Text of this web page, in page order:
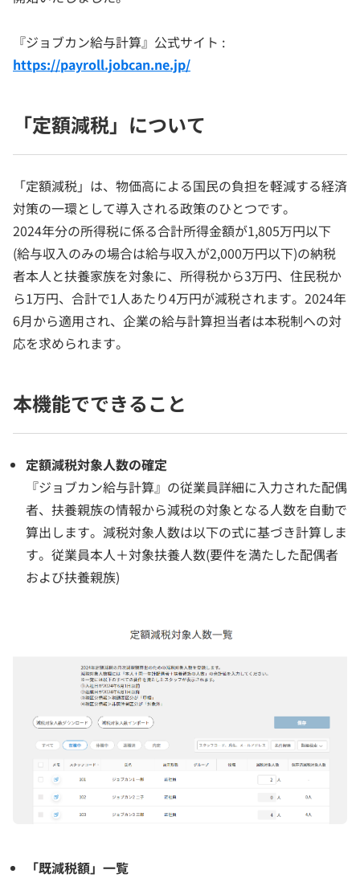
『ジョブカン給与計算』公式サイト :
https://payroll.jobcan.ne.jp/
「定額減税」について
「定額減税」は、物価高による国民の負担を軽減する経済
対策の一環として導入される政策のひとつです。
2024年分の所得税に係る合計所得金額が1,805万円以下
(給与収入のみの場合は給与収入が2,000万円以下)の納税
者本人と扶養家族を対象に、所得税から3万円、住民税か
ら1万円、合計で1人あたり4万円が減税されます。2024年
6月から適用され、企業の給与計算担当者は本税制への対
応を求められます。
本機能でできること
定額減税対象人数の確定
『ジョブカン給与計算』の従業員詳細に入力された配偶
者、扶養親族の情報から減税の対象となる人数を自動で
算出します。減税対象人数は以下の式に基づき計算しま
す。従業員本人＋対象扶養人数(要件を満たした配偶者
および扶養親族)
「既減税額」一覧